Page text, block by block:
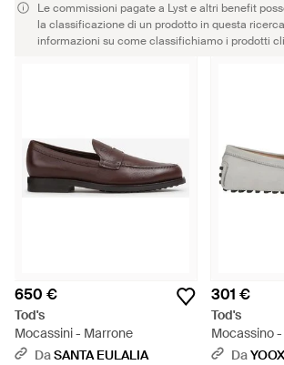
Le commissioni pagate a Lyst e altri benefit
la classificazione di un prodotto in questa
informazioni su come classifichiamo i prodotti
650 €
Tod's
Mocassini - Marrone
DaSANTA EULALIA
301 €
Tod's
Mocassino
DaYOOX